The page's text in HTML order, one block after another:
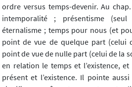
ordre versus temps-devenir. Au
intemporalité ; présentisme
éternalisme ; temps pour nous (et
point de vue de quelque part (celui
point de vue de nulle part (celui de la
en relation le temps et l’existence,
présent et l’existence. Il pointe